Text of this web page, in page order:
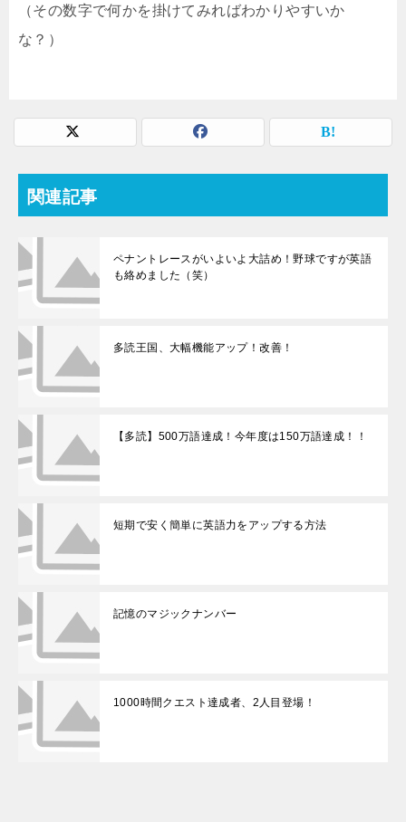
（その数字で何かを掛けてみればわかりやすいか
な？）
関連記事
ペナントレースがいよいよ大詰め！野球ですが英語
も絡めました（笑）
多読王国、大幅機能アップ！改善！
【多読】500万語達成！今年度は150万語達成！！
短期で安く簡単に英語力をアップする方法
記憶のマジックナンバー
1000時間クエスト達成者、2人目登場！